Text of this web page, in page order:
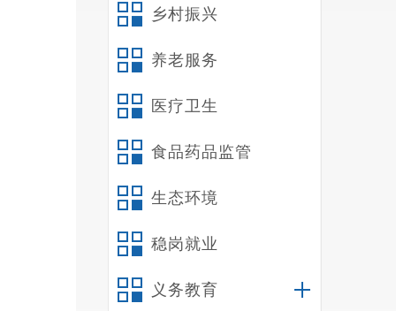
乡村振兴
养老服务
医疗卫生
食品药品监管
生态环境
稳岗就业
义务教育